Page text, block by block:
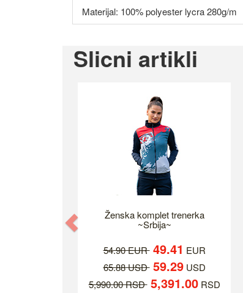
Materijal: 100% polyester lycra 280g/m
Slicni artikli
Ženska komplet trenerka
~Srbija~
54.90 EUR 49.41 EUR
65.88 USD 59.29USD
5,990.00 RSD 5,391.00RSD
Previous